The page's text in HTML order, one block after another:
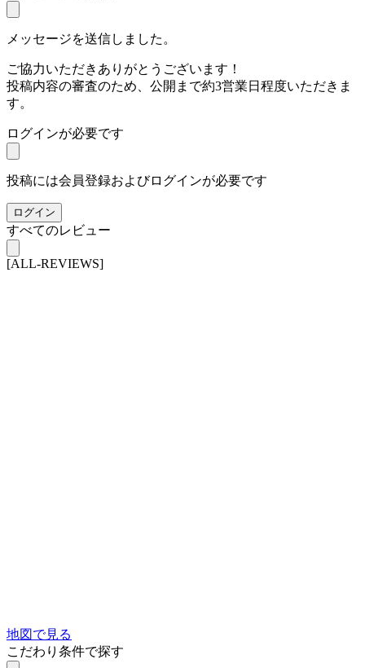
メッセージを送信しました。
ご協力いただきありがとうございます！
投稿内容の審査のため、公開まで約3営業日程度いただきま
す。
ログインが必要です
投稿には会員登録およびログインが必要です
ログイン
すべてのレビュー
[ALL-REVIEWS]
地図で見る
こだわり条件で探す